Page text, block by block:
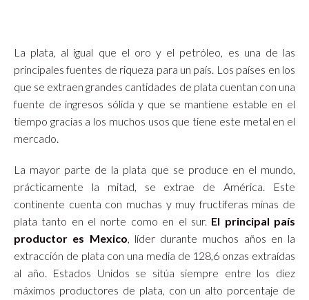
La plata, al igual que el oro y el petróleo, es una de las
principales fuentes de riqueza para un país. Los países en los
que se extraen grandes cantidades de plata cuentan con una
fuente de ingresos sólida y que se mantiene estable en el
tiempo gracias a los muchos usos que tiene este metal en el
mercado.
La mayor parte de la plata que se produce en el mundo,
prácticamente la mitad, se extrae de América. Este
continente cuenta con muchas y muy fructíferas minas de
plata tanto en el norte como en el sur. El principal país
productor es Mexico, líder durante muchos años en la
extracción de plata con una media de 128,6 onzas extraídas
al año. Estados Unidos se sitúa siempre entre los diez
máximos productores de plata, con un alto porcentaje de